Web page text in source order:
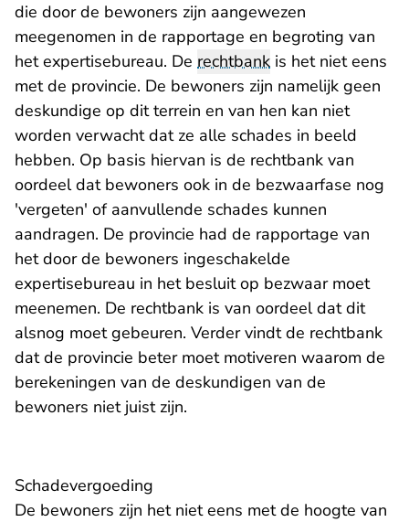
die door de bewoners zijn aangewezen
meegenomen in de rapportage en begroting van
het expertisebureau. De rechtbank is het niet eens
met de provincie. De bewoners zijn namelijk geen
deskundige op dit terrein en van hen kan niet
worden verwacht dat ze alle schades in beeld
hebben. Op basis hiervan is de rechtbank van
oordeel dat bewoners ook in de bezwaarfase nog
'vergeten' of aanvullende schades kunnen
aandragen. De provincie had de rapportage van
het door de bewoners ingeschakelde
expertisebureau in het besluit op bezwaar moet
meenemen. De rechtbank is van oordeel dat dit
alsnog moet gebeuren. Verder vindt de rechtbank
dat de provincie beter moet motiveren waarom de
berekeningen van de deskundigen van de
bewoners niet juist zijn.
Schadevergoeding
De bewoners zijn het niet eens met de hoogte van